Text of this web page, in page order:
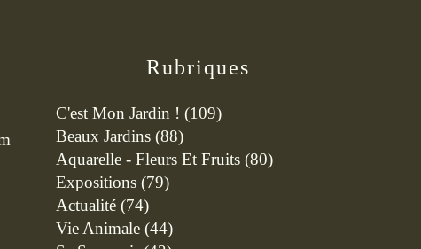
Rubriques
C'est Mon Jardin ! (109)
Beaux Jardins (88)
Aquarelle - Fleurs Et Fruits (80)
Expositions (79)
Actualité (74)
Vie Animale (44)